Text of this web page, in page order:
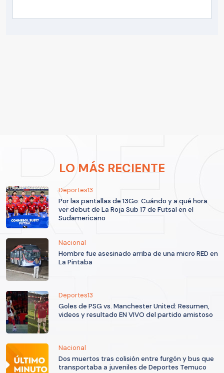
LO MÁS RECIENTE
Deportes13
Por las pantallas de 13Go: Cuándo y a qué hora
ver debut de La Roja Sub 17 de Futsal en el
Sudamericano
Nacional
Hombre fue asesinado arriba de una micro RED en
La Pintaba
Deportes13
Goles de PSG vs. Manchester United: Resumen,
videos y resultado EN VIVO del partido amistoso
Nacional
Dos muertos tras colisión entre furgón y bus que
transportaba a juveniles de Deportes Temuco